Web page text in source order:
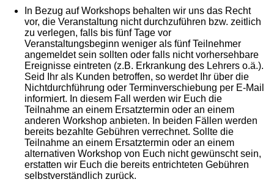
In Bezug auf Workshops behalten wir uns das Recht
vor, die Veranstaltung nicht durchzuführen bzw. zeitlich
zu verlegen, falls bis fünf Tage vor
Veranstaltungsbeginn weniger als fünf Teilnehmer
angemeldet sein sollten oder falls nicht vorhersehbare
Ereignisse eintreten (z.B. Erkrankung des Lehrers o.ä.).
Seid Ihr als Kunden betroffen, so werdet Ihr über die
Nichtdurchführung oder Terminverschiebung per E-Mail
informiert. In diesem Fall werden wir Euch die
Teilnahme an einem Ersatztermin oder an einem
anderen Workshop anbieten. In beiden Fällen werden
bereits bezahlte Gebühren verrechnet. Sollte die
Teilnahme an einem Ersatztermin oder an einem
alternativen Workshop von Euch nicht gewünscht sein,
erstatten wir Euch die bereits entrichteten Gebühren
selbstverständlich zurück.